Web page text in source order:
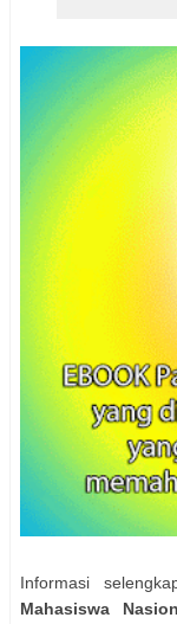
Informasi
Mahasiswa